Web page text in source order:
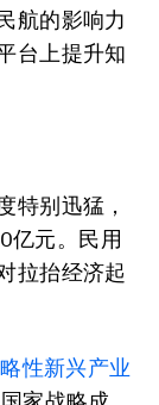
航的影响力
台上提升知
特别迅猛，
亿元。民用
拉抬经济起
性新兴产业